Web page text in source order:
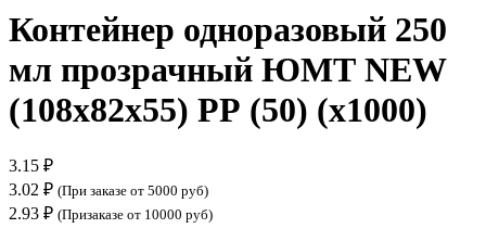
Контейнер одноразовый 250
мл прозрачный ЮМТ NEW
(108х82х55) РР (50) (х1000)
3.15 ₽
3.02 ₽ (При заказе от 5000 руб)
2.93 ₽ (Призаказе от 10000 руб)